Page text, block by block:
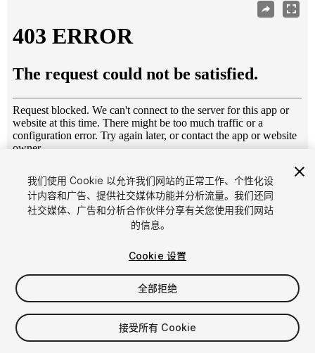
1/28
$42
增值税将在结算时计算
我们使用 Cookie 以允许我们网站的正常工作、个性化设
计内容和广告、提供社交媒体功能并分析流量。我们还同
社交媒体、广告和分析合作伙伴分享有关您使用我们网站
的信息。
Cookie 设置
全部拒绝
接受所有 Cookie